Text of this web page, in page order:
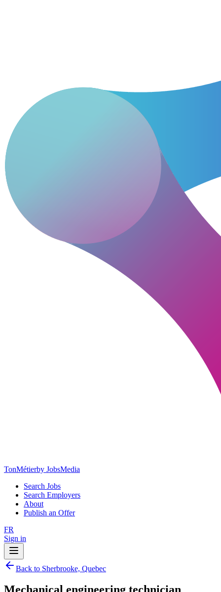
TonMétierby JobsMedia
Search Jobs
Search Employers
About
Publish an Offer
FR
Sign in
Back to Sherbrooke, Quebec